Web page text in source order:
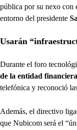
pública por su nexo con
entorno del presidente
Usarán
Durante el foro
de la entidad financiera
telefónica y reconoció
Además, el directivo
que Nubicom será el